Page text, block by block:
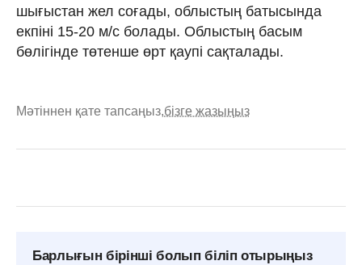
шығыстан жел соғады, облыстың батысында
екпіні 15-20 м/с болады. Облыстың басым
бөлігінде төтенше өрт қаупі сақталады.
Мәтіннен қате тапсаңыз,бізге жазыңыз
Барлығын бірінші болып біліп отырыңыз